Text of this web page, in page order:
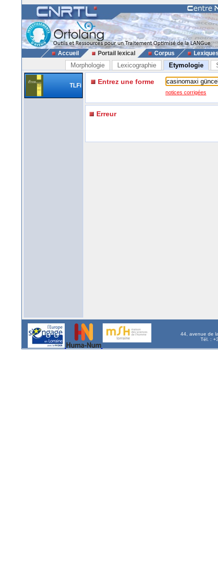
Accueil Portail lexical Corpus
Morphologie Lexicographie Etymologie
TLFi Entrez une forme
notices corrigées
Erreur
44, avenue de
Tél. :